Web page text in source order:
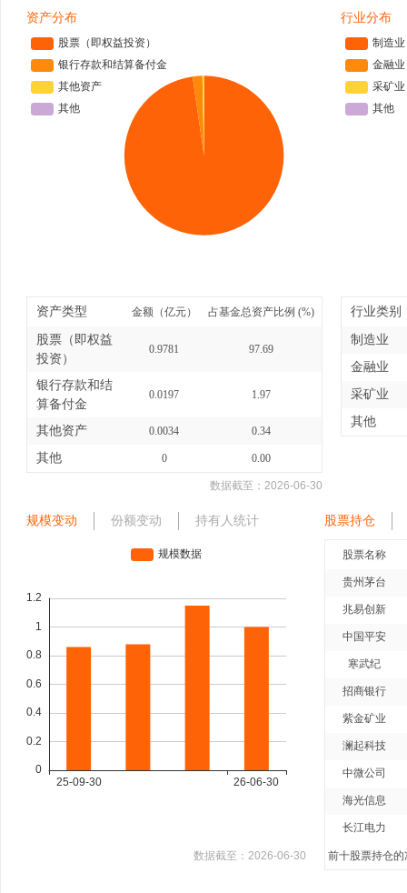
资产分布
资产类型 金额（亿元） 占基金总资产比例 (%)
股票（即权益
投资）
0.9781 97.69
银行存款和结
算备付金
0.0197 1.97
其他资产 0.0034 0.34
其他 0 0.00
数据截至： 2026-06-30
行业分布
行业类别
制造业
金融业
采矿业
其他
规模变动 份额变动 持有人统计
数据截至： 2026-06-30
股票持仓
股票名称
贵州茅台
兆易创新
中国平安
寒武纪
招商银行
紫金矿业
澜起科技
中微公司
海光信息
长江电力
前十股票持仓的